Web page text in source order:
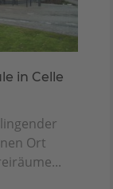
in Celle
Ort